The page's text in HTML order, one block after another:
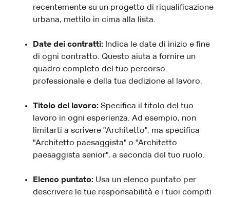
recentemente su un progetto di riqualificazione
urbana, mettilo in cima alla lista.
Date dei contratti: Indica le date di inizio e fine
di ogni contratto. Questo aiuta a fornire un
quadro completo del tuo percorso
professionale e della tua dedizione al lavoro.
Titolo del lavoro: Specifica il titolo del tuo
lavoro in ogni esperienza. Ad esempio, non
limitarti a scrivere "Architetto", ma specifica
"Architetto paesaggista" o "Architetto
paesaggista senior", a seconda del tuo ruolo.
Elenco puntato: Usa un elenco puntato per
descrivere le tue responsabilità e i tuoi compiti